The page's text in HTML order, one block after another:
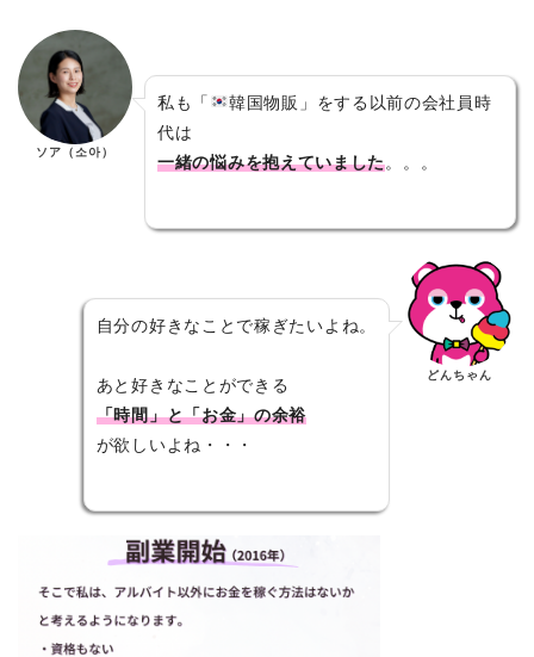
ソア（소아）
私も「
韓国物販」をする以前の会社員時
代は
一緒の悩みを抱えていました。。。
自分の好きなことで稼ぎたいよね。
あと好きなことができる
「時間」と「お金」の余裕
が欲しいよね・・・
どんちゃん